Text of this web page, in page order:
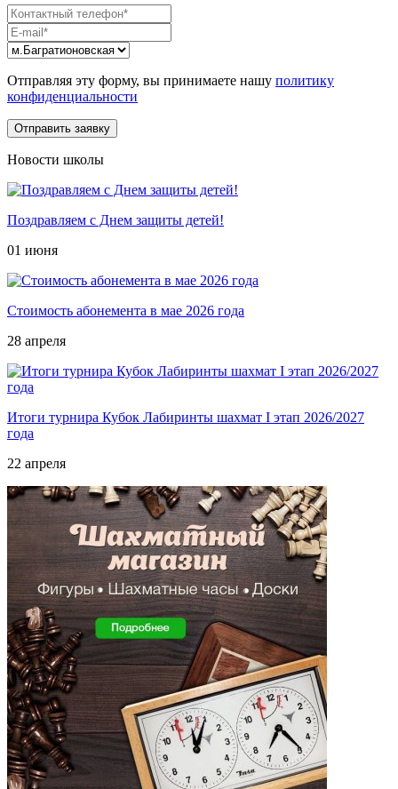
Отправляя эту форму, вы принимаете нашу политику
конфиденциальности
Новости школы
Поздравляем с Днем защиты детей!
01 июня
Стоимость абонемента в мае 2026 года
28 апреля
Итоги турнира Кубок Лабиринты шахмат I этап 2026/2027
года
22 апреля